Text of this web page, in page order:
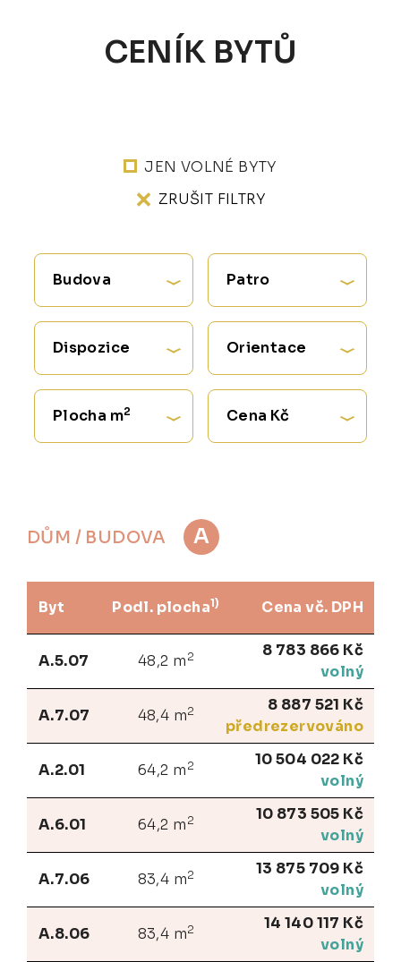
CENÍK BYTŮ
JEN VOLNÉ BYTY
ZRUŠIT FILTRY
Budova Patro
Dispozice Orientace
Plocha m2 Cena Kč
DŮM / BUDOVA A
Byt Podl. plocha1) Cena vč. DPH
A.5.07 48,2 m 2
8 783 866 Kč
volný
A.7.07 48,4 m2
8 887 521 Kč
předrezervováno
A.2.01 64,2 m 2
10 504 022 Kč
volný
A.6.01 64,2 m 2
10 873 505 Kč
volný
A.7.06 83,4 m2
13 875 709 Kč
volný
A.8.06 83,4 m2
14 140 117 Kč
volný